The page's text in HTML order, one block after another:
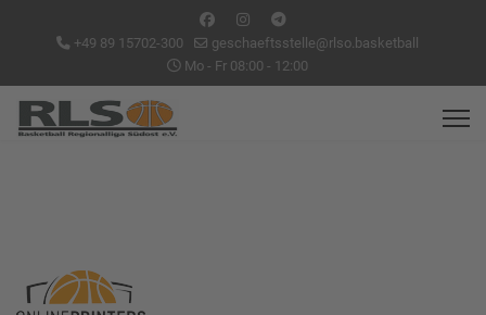
+49 89 15702-300
geschaeftsstelle@rlso.basketball
Mo - Fr 08:00 - 12:00